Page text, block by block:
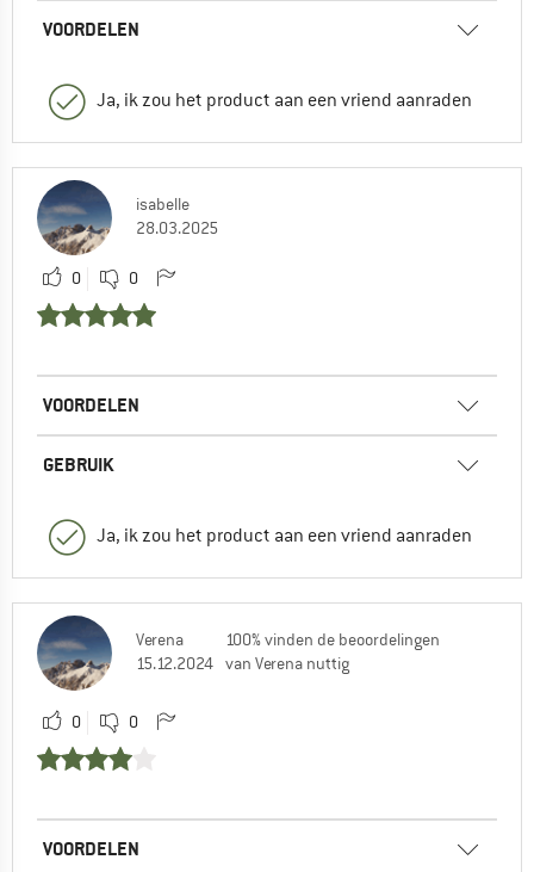
VOORDELEN
Ja, ik zou het product aan een vriend aanraden
isabelle
28.03.2025
0 0
VOORDELEN
GEBRUIK
Ja, ik zou het product aan een vriend aanraden
Verena
15.12.2024
100% vinden de beoordelingen
van Verena nuttig
0 0
VOORDELEN